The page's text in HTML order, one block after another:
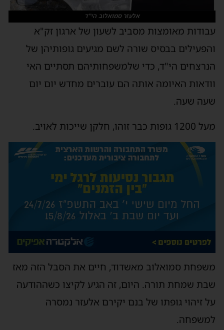
אלעזר סמואלוב הי"ד
עבודות מאומצות מסביב לשעון של ארגון זק"א
והפעילים בבסיס שורה לשם מגיעים גופותיהן של
הנרצחים הי"ד, כדי שלמשפחותיהם תסתיים האי
וודאות האיומה אותה הם עוברים מחדש יום יום
שעה שעה.
מעל 1200 גופות כבר זוהו, חלקן שייכות לאויב.
משפחת סמואלוב מאשדוד, חיים את הסבל הזה מאז
שבת שמחת תורה. היום, זה הגיע לקיצו כשההודעה
על זיהוי גופתו של בנם יקירם אלעזר נמסרה
למשפחה.